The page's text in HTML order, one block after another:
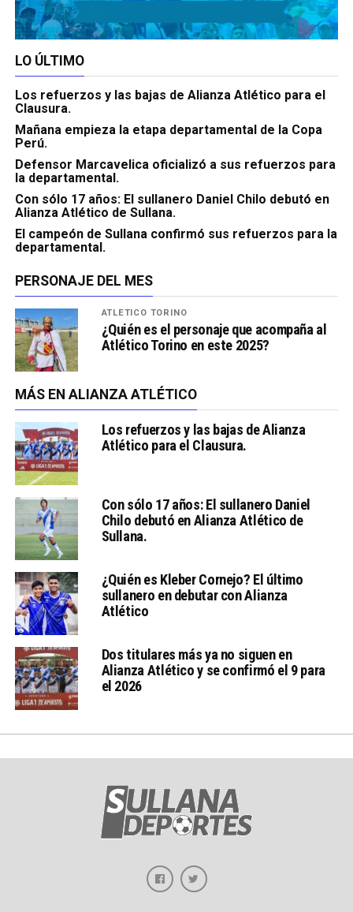
LO ÚLTIMO
Los refuerzos y las bajas de Alianza Atlético para el
Clausura.
Mañana empieza la etapa departamental de la Copa
Perú.
Defensor Marcavelica oficializó a sus refuerzos para
la departamental.
Con sólo 17 años: El sullanero Daniel Chilo debutó en
Alianza Atlético de Sullana.
El campeón de Sullana confirmó sus refuerzos para la
departamental.
PERSONAJE DEL MES
ATLÉTICO TORINO
¿Quién es el personaje que acompaña al
Atlético Torino en este 2025?
MÁS EN ALIANZA ATLÉTICO
Los refuerzos y las bajas de Alianza
Atlético para el Clausura.
Con sólo 17 años: El sullanero Daniel
Chilo debutó en Alianza Atlético de
Sullana.
¿Quién es Kleber Cornejo? El último
sullanero en debutar con Alianza
Atlético
Dos titulares más ya no siguen en
Alianza Atlético y se confirmó el 9 para
el 2026